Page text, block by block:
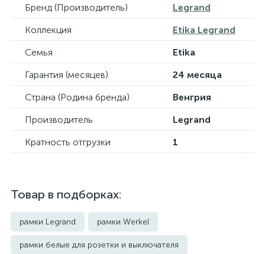
Бренд (Производитель)
Legrand
Коллекция
Etika Legrand
Семья
Etika
Гарантия (месяцев)
24 месяца
Страна (Родина бренда)
Венгрия
Производитель
Legrand
Кратность отгрузки
1
Товар в подборках:
рамки Legrand рамки Werkel
рамки белые для розетки и выключателя